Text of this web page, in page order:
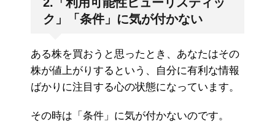
ク」「条件」に気が付かない
ある株を買おうと思ったとき、あなたはその
株が値上がりするという、自分に有利な情報
ばかりに注目する心の状態になっています。
その時は「条件」に気が付かないのです。